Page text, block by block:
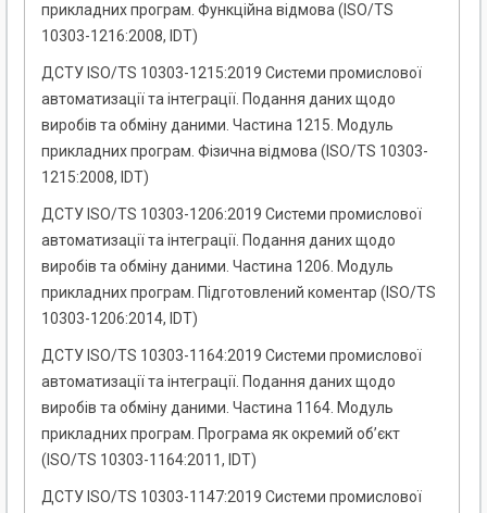
прикладних програм. Функційна відмова (ISO/TS
10303-1216:2008, IDT)
ДСТУ ISO/TS 10303-1215:2019 Системи промислової
автоматизації та інтеграції. Подання даних щодо
виробів та обміну даними. Частина 1215. Модуль
прикладних програм. Фізична відмова (ISO/TS 10303-
1215:2008, IDT)
ДСТУ ISO/TS 10303-1206:2019 Системи промислової
автоматизації та інтеграції. Подання даних щодо
виробів та обміну даними. Частина 1206. Модуль
прикладних програм. Підготовлений коментар (ISO/TS
10303-1206:2014, IDT)
ДСТУ ISO/TS 10303-1164:2019 Системи промислової
автоматизації та інтеграції. Подання даних щодо
виробів та обміну даними. Частина 1164. Модуль
прикладних програм. Програма як окремий об’єкт
(ISO/TS 10303-1164:2011, IDT)
ДСТУ ISO/TS 10303-1147:2019 Системи промислової